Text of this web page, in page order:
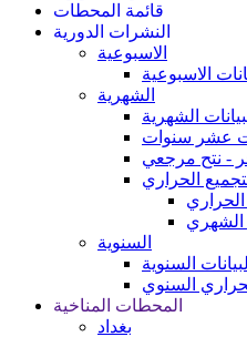
قائمة المحطات
النشرات الدورية
الاسبوعية
الاسبوعية
الشهرية
الشهرية
عشر سنوات
- نتح مرجعي
الحراري
الشهري
السنوية
البيانات السنوية
السنوي
المحطات المناخية
بغداد